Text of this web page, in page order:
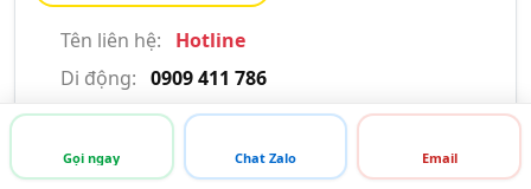
Tên liên hệ:
Hotline
Di động: 0909 411 786
Email: inthienthanh.hcm@gmail.com
Gọi ngay Chat Zalo Email